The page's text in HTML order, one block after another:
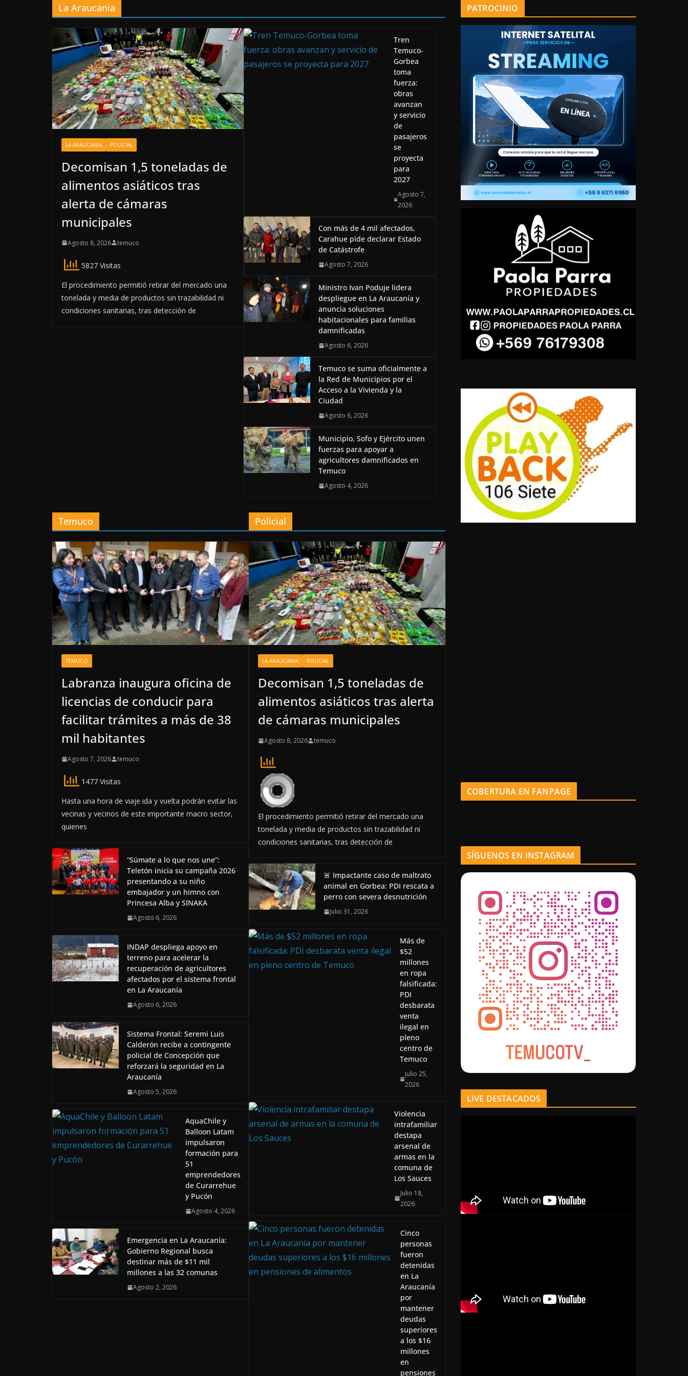
La Araucania
LA ARAUCANIA POLICIAL
Decomisan 1,5 toneladas de
alimentos asiáticos tras
alerta de cámaras
municipales
Agosto 8, 2026 temuco
5827 Visitas
El procedimiento permitió retirar del mercado una
tonelada y media de productos sin trazabilidad ni
condiciones sanitarias, tras detección de
Tren
Temuco-
Gorbea
toma
fuerza:
obras
avanzan
y servicio
de
pasajeros
se
proyecta
para
2027
Agosto 7,
2026
Con más de 4 mil afectados,
Carahue pide declarar Estado
de Catástrofe
Agosto 7, 2026
Ministro Ivan Poduje lidera
despliegue en La Araucanía y
anuncia soluciones
habitacionales para familias
damnificadas
Agosto 6, 2026
Temuco se suma oficialmente a
la Red de Municipios por el
Acceso a la Vivienda y la
Ciudad
Agosto 6, 2026
Municipio, Sofo y Ejército unen
fuerzas para apoyar a
agricultores damnificados en
Temuco
Agosto 4, 2026
Temuco
TEMUCO
Labranza inaugura oficina de
licencias de conducir para
facilitar trámites a más de 38
mil habitantes
Agosto 7, 2026 temuco
1477 Visitas
Hasta una hora de viaje ida y vuelta podrán evitar las
vecinas y vecinos de este importante macro sector,
quienes
“Súmate a lo que nos une”:
Teletón inicia su campaña 2026
presentando a su niño
embajador y un himno con
Princesa Alba y SINAKA
Agosto 6, 2026
INDAP despliega apoyo en
terreno para acelerar la
recuperación de agricultores
afectados por el sistema frontal
en La Araucanía
Agosto 6, 2026
Sistema Frontal: Seremi Luis
Calderón recibe a contingente
policial de Concepción que
reforzará la seguridad en La
Araucanía
Agosto 5, 2026
AquaChile y
Balloon Latam
impulsaron
formación para
51
emprendedores
de Curarrehue
y Pucón
Agosto 4, 2026
Emergencia en La Araucanía:
Gobierno Regional busca
destinar más de $11 mil
millones a las 32 comunas
Agosto 2, 2026
Policial
LA ARAUCANIA POLICIAL
Decomisan 1,5 toneladas de
alimentos asiáticos tras alerta
de cámaras municipales
Agosto 8, 2026 temuco
El procedimiento permitió retirar del mercado una
tonelada y media de productos sin trazabilidad ni
condiciones sanitarias, tras detección de
🚨 Impactante caso de maltrato
animal en Gorbea: PDI rescata a
perro con severa desnutrición
Julio 31, 2026
Más de
$52
millones
en ropa
falsificada:
PDI
desbarata
venta
ilegal en
pleno
centro de
Temuco
Julio 25,
2026
Violencia
intrafamiliar
destapa
arsenal de
armas en la
comuna de
Los Sauces
Julio 18,
2026
Cinco
personas
fueron
detenidas
en La
Araucanía
por
mantener
deudas
superiores
a los $16
millones
en
pensiones
PATROCINIO
COBERTURA EN FANPAGE
SÍGUENOS EN INSTAGRAM
LIVE DESTACADOS